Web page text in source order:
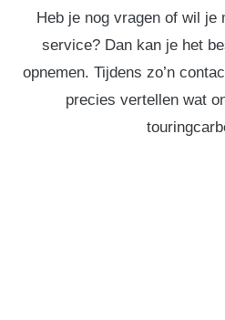
Heb je nog vragen of wil je
service? Dan kan je het
opnemen. Tijdens zo’n
precies vertellen wat